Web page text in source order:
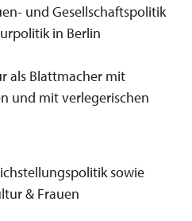
und Gesellschaftspolitik
in Berlin
als Blattmacher mit
und mit verlegerischen
sowie
& Frauen